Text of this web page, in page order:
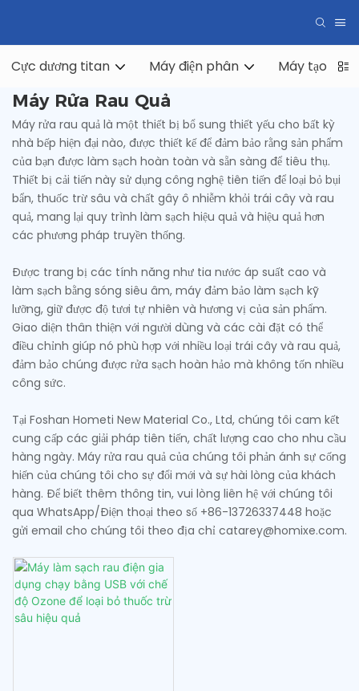
Cực dương titan Máy điện phân Máy tạo
Máy Rửa Rau Quả
Máy rửa rau quả là một thiết bị bổ sung thiết yếu cho bất kỳ
nhà bếp hiện đại nào, được thiết kế để đảm bảo rằng sản phẩm
của bạn được làm sạch hoàn toàn và sẵn sàng để tiêu thụ.
Thiết bị cải tiến này sử dụng công nghệ tiên tiến để loại bỏ bụi
bẩn, thuốc trừ sâu và chất gây ô nhiễm khỏi trái cây và rau
quả, mang lại quy trình làm sạch hiệu quả và hiệu quả hơn
các phương pháp truyền thống.
Được trang bị các tính năng như tia nước áp suất cao và
làm sạch bằng sóng siêu âm, máy đảm bảo làm sạch kỹ
lưỡng, giữ được độ tươi tự nhiên và hương vị của sản phẩm.
Giao diện thân thiện với người dùng và các cài đặt có thể
điều chỉnh giúp nó phù hợp với nhiều loại trái cây và rau quả,
đảm bảo chúng được rửa sạch hoàn hảo mà không tốn nhiều
công sức.
Tại Foshan Hometi New Material Co., Ltd, chúng tôi cam kết
cung cấp các giải pháp tiên tiến, chất lượng cao cho nhu cầu
hàng ngày. Máy rửa rau quả của chúng tôi phản ánh sự cống
hiến của chúng tôi cho sự đổi mới và sự hài lòng của khách
hàng. Để biết thêm thông tin, vui lòng liên hệ với chúng tôi
qua WhatsApp/Điện thoại theo số +86-13726337448 hoặc
gửi email cho chúng tôi theo địa chỉ catarey@homixe.com.